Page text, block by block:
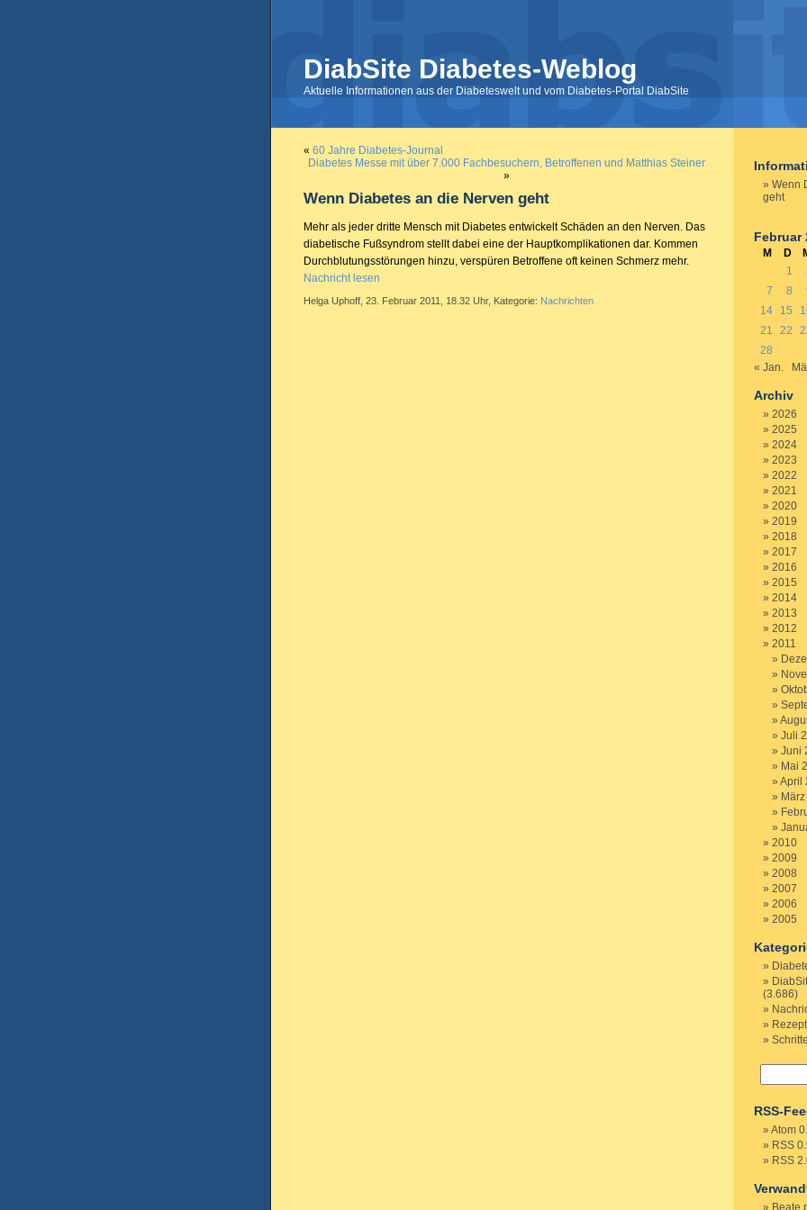
DiabSite Diabetes-Weblog
Aktuelle Informationen aus der Diabeteswelt und vom Diabetes-Portal DiabSite
« 60 Jahre Diabetes-Journal
Diabetes Messe mit über 7.000 Fachbesuchern, Betroffenen und Matthias Steiner
»
Wenn Diabetes an die Nerven geht
Mehr als jeder dritte Mensch mit Diabetes entwickelt Schäden an den Nerven. Das
diabetische Fußsyndrom stellt dabei eine der Hauptkomplikationen dar. Kommen
Durchblutungsstörungen hinzu, verspüren Betroffene oft keinen Schmerz mehr.
Nachricht lesen
Helga Uphoff, 23. Februar 2011, 18.32 Uhr, Kategorie: Nachrichten
Wenn
geht
Februar
M D
1
7
8
14
15
21
22
28
« Jan.
Archiv
2026
2025
2024
2023
2022
2021
2020
2019
2018
2017
2016
2015
2014
2013
2012
2011
Juli
Juni
Mai
April
2010
2009
2008
2007
2006
2005
(3.686)
RSS-
Atom
RSS
RSS
Beate